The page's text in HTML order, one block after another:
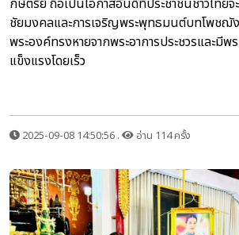
กษัตริย์ ถือเป็นโอกาสอันดีที่ประชาชนชาวไทยจ
ชัยมงคลและการเจริญพระพุทธมนต์บทโพชฌั
พระองค์ทรงหายจากพระอาการประชวรและมี
แข็งแรงโดยเร็ว
2025-09-08 14:50:56 . อ่าน 114 ครั้ง